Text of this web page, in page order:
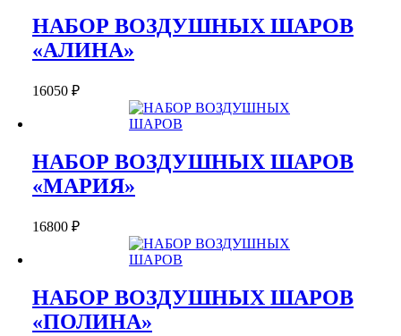
НАБОР ВОЗДУШНЫХ ШАРОВ
«АЛИНА»
16050 ₽
НАБОР ВОЗДУШНЫХ ШАРОВ
«МАРИЯ»
16800 ₽
НАБОР ВОЗДУШНЫХ ШАРОВ
«ПОЛИНА»